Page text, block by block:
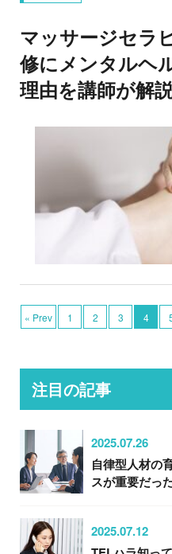
マッサージセラ
修にメンタルヘ
理由を講師が解
« Prev 1 2 3 4
注目の記事
2025.07.26
自律型人材の
スが重要だっ
2025.07.12